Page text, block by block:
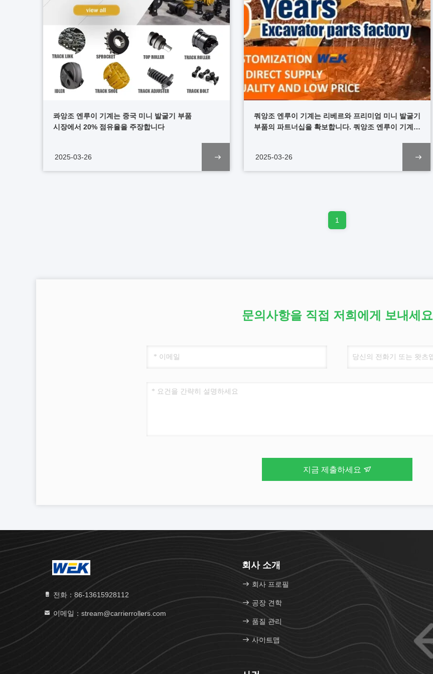
콰앙조 엔루이 기계는 중국 미니 발굴기 부품
시장에서 20% 점유율을 주장합니다
2025-03-26
쿼앙조 엔루이 기계는 리베르와 프리미엄 미니 발굴기
부품의 파트너십을 확보합니다. 쿼앙조 엔루이 기계
2025-03-26
1
문의사항을 직접 저희에게 보내세요
지금 제출하세요
전화：86-13615928112
이메일：stream@carrierrollers.com
회사 소개
회사 프로필
공장 견학
품질 관리
사이트맵